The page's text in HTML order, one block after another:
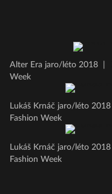
Alter Era jaro/léto 2018
Week
Lukáš Krnáč jaro/léto 2018
Fashion Week
Lukáš Krnáč jaro/léto 2018
Fashion Week